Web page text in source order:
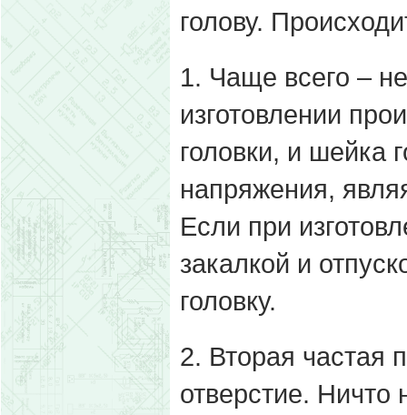
голову.
1. Чаще всего –
изготовлении
головки, и шейка
напряжения,
Если при
закалкой и
головку.
2. Вторая частая
отверстие. Ничто